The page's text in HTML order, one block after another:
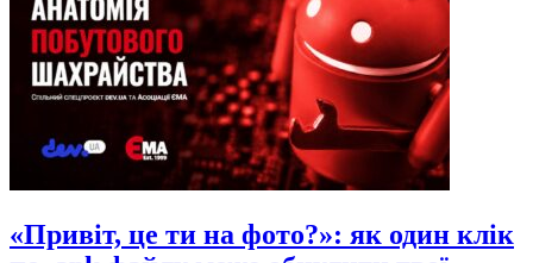
«Привіт, це ти на фото?»: як один клік